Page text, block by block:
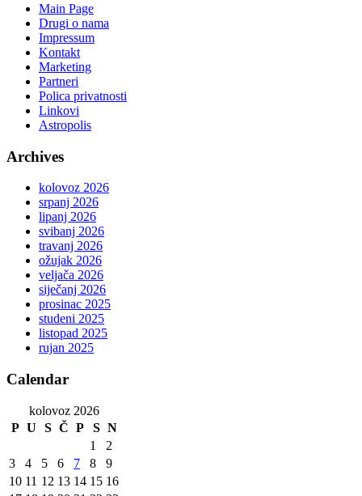
Main Page
Drugi o nama
Impressum
Kontakt
Marketing
Partneri
Polica privatnosti
Linkovi
Astropolis
Archives
kolovoz 2026
srpanj 2026
lipanj 2026
svibanj 2026
travanj 2026
ožujak 2026
veljača 2026
siječanj 2026
prosinac 2025
studeni 2025
listopad 2025
rujan 2025
Calendar
kolovoz 2026
P U S Č P S N
1
2
3
4 5 6 7 8
9
10 11 12 13 14 15 16